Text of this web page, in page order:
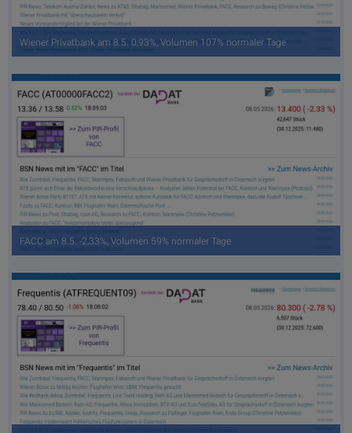
Wiener Privatbank am 8.5. 0,93%, Volumen 107% normaler Tage
FACC am 8.5. -2,33%, Volumen 59% normaler Tage